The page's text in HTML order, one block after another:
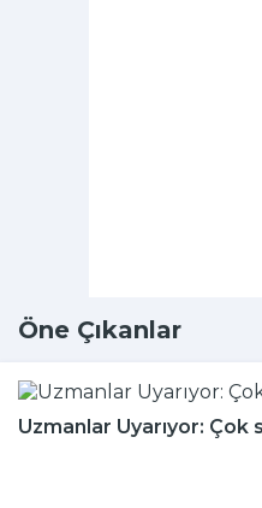
Öne Çıkanlar
Uzmanlar Uyarıyor: Çok